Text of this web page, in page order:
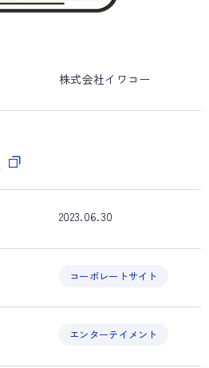
株式会社イワコー
2023.06.30
コーポレートサイト
エンターテイメント